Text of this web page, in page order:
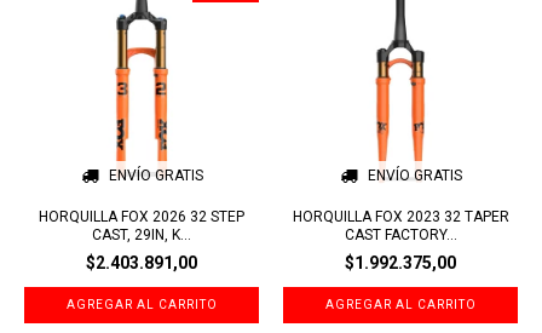
ENVÍO GRATIS
HORQUILLA FOX 2026 32 STEP
CAST, 29IN, K...
$2.403.891,00
ENVÍO GRATIS
HORQUILLA FOX 2023 32 TAPER
CAST FACTORY...
$1.992.375,00